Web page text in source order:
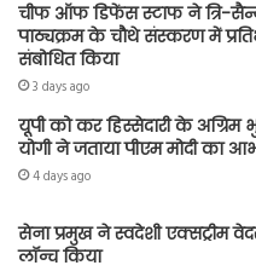
चीफ ऑफ डिफेंस स्टाफ ने त्रि-
पाठ्यक्रम के चौथे संस्करण में
संबोधित किया
3 days ago
यूपी को कर हिस्सेदारी के अग्रिम
योगी ने जताया पीएम मोदी का
4 days ago
सेना प्रमुख ने स्वदेशी एक्सट्रीम
लॉन्च किया